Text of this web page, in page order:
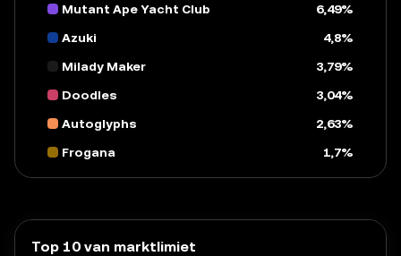
Mutant Ape Yacht Club
6,49%
Azuki
4,8%
Milady Maker
3,79%
Doodles
3,04%
Autoglyphs
2,63%
Frogana
1,7%
Top 10 van marktlimiet